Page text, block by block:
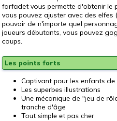
farfadet vous permette d'obtenir le
vous pouvez ajuster avec des elfes
pouvoir de n'importe quel
joueurs débutants, vous pouvez
coups.
Les points forts
Captivant pour les enfants de
Les superbes illustrations
Une mécanique de "jeu de
tranche d'âge
Tout simple et pas cher